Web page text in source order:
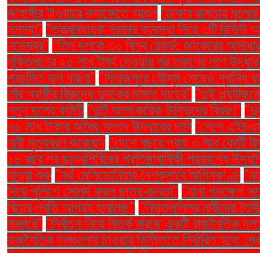
জাহাঙ্গীর টাওয়ারে ক্যাফেতে আগুন "ঢাকার রাস্তায় ধুলোর
সমস্যা" "তত্ত্বাবধায়ক সরকার ব্যবস্থা নিয়ে ৩টি রিভিউ
নভেম্বর" "তিন দশকে ৩০ বিশ্ব রেকর্ড: জাকেরের
মুক্তিপণের ২৫ লাখ টাকা দেওয়ার পর তরুণের লাশ
প্রচলিত ভুল ধারণা" "দিনাজপুরে মৌসুম শেষেও সুগন্ধি
তাঁর স্বামীর বিরুদ্ধে দুদকের মামলা দায়ের" "দুই
নতুন দলের কমিটি "দুটি আলংকারিক উদ্ভিদের বিবরণ"
৭৬ লাখ টাকার অবৈধ সম্পদ উদ্ধারের দাবি "দেশে
নারী মৃত্যুবরণ করেছেন "দেশে বছরে প্রায় ৩ লাখ কোটি
১৬ বছর পর ছাত্রশিবিরের প্রতিষ্ঠাবার্ষিকী প্রকাশ্যে
যাত্রা শুরু "নর্থ মেসিডোনিয়ার নৈশক্লাবে অগ্নিকাণ্ড
দিয়ে পুলিশে সোপর্দ করল ছাত্র-জনতা" "নানা পদক্ষেপ
বিয়ের প্রতি আগ্রহ হারাচ্ছে" "নিভৃতপল্লির নারীদের
বাজারে" "নির্বাচন নিয়ে বিতর্ক করছে একটি রাজনৈতিক
রাজনৈতিক দলগুলোর চাওয়ার ভিত্তিতে নির্ধারিত হবে: